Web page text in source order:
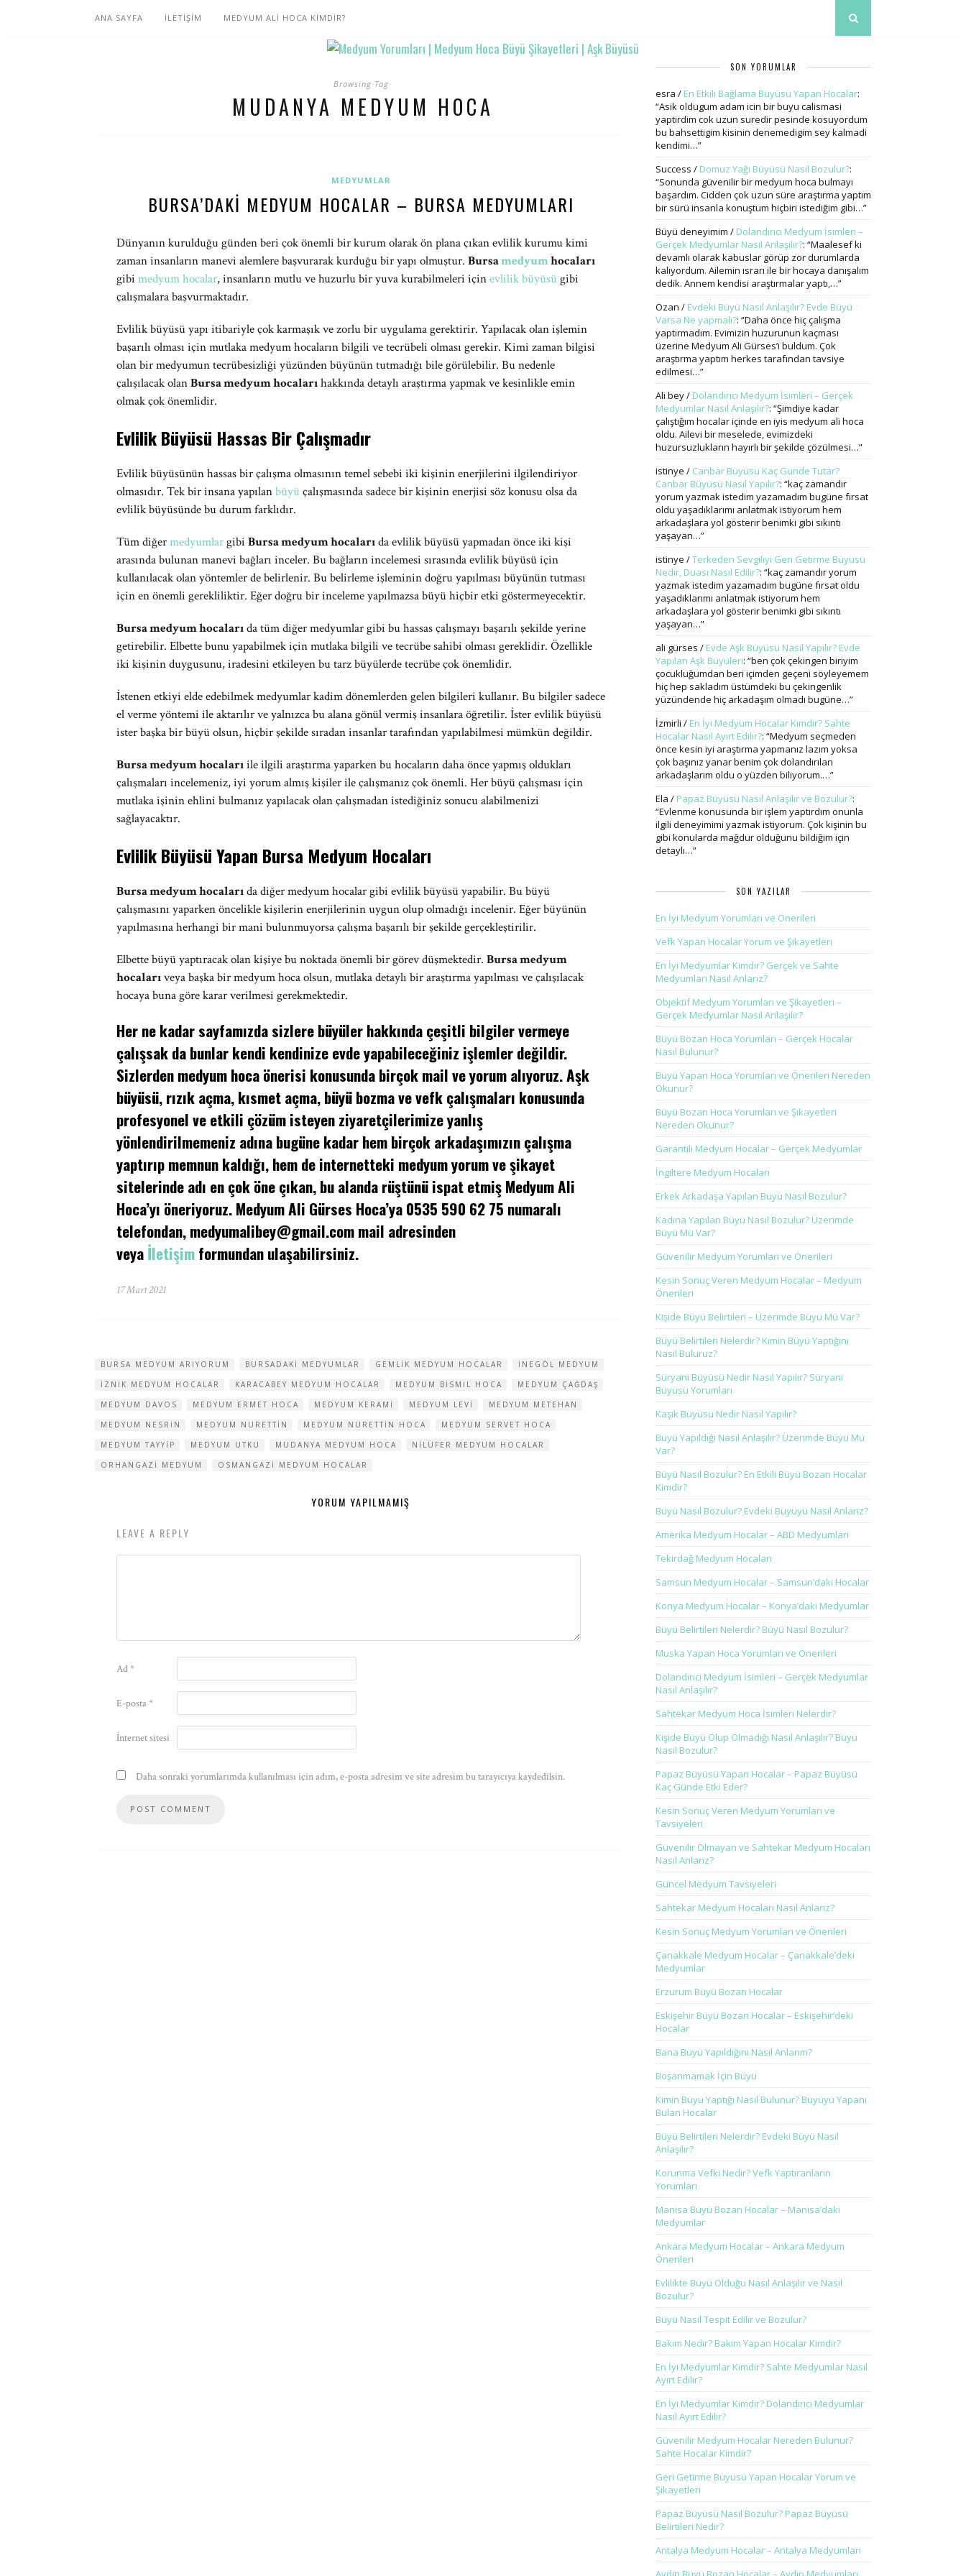
ANA SAYFA İLETİŞİM MEDYUM ALİ HOCA KİMDİR?
Browsing Tag
MUDANYA MEDYUM HOCA
MEDYUMLAR
BURSA’DAKI MEDYUM HOCALAR – BURSA MEDYUMLARI
Dünyanın kurulduğu günden beri çok önemli bir kurum olarak ön plana çıkan evlilik kurumu kimi
zaman insanların manevi alemlere başvurarak kurduğu bir yapı olmuştur. Bursamedyumhocaları
gibi medyum hocalar, insanların mutlu ve huzurlu bir yuva kurabilmeleri içinevlilik büyüsü gibi
çalışmalara başvurmaktadır.
Evlilik büyüsü yapı itibariyle çok karmaşık ve zorlu bir uygulama gerektirir. Yapılacak olan işlemin
başarılı olması için mutlaka medyum hocaların bilgili ve tecrübeli olması gerekir. Kimi zaman bilgisi
olan bir medyumun tecrübesizliği yüzünden büyünün tutmadığı bile görülebilir. Bu nedenle
çalışılacak olanBursa medyum hocalarıhakkında detaylı araştırma yapmak ve kesinlikle emin
olmak çok önemlidir.
Evlilik Büyüsü Hassas Bir Çalışmadır
Evlilik büyüsünün hassas bir çalışma olmasının temel sebebi iki kişinin enerjilerini ilgilendiriyor
olmasıdır. Tek bir insana yapılanbüyü çalışmasında sadece bir kişinin enerjisi söz konusu olsa da
evlilik büyüsünde bu durum farklıdır.
Tüm diğermedyumlargibi Bursa medyum hocalarıda evlilik büyüsü yapmadan önce iki kişi
arasında bulunan manevi bağları inceler. Bu bağların incelemesi sırasında evlilik büyüsü için
kullanılacak olan yöntemler de belirlenir. Bu belirleme işleminin doğru yapılması büyünün tutması
için en önemli gerekliliktir. Eğer doğru bir inceleme yapılmazsa büyü hiçbir etki göstermeyecektir.
Bursa medyum hocalarıda tüm diğer medyumlar gibi bu hassas çalışmayı başarılı şekilde yerine
getirebilir. Elbette bunu yapabilmek için mutlaka bilgili ve tecrübe sahibi olması gereklidir. Özellikle
iki kişinin duygusunu, iradesini etkileyen bu tarz büyülerde tecrübe çok önemlidir.
İstenen etkiyi elde edebilmek medyumlar kadim dönemlerden gelen bilgileri kullanır. Bu bilgiler sadece
el verme yöntemi ile aktarılır ve yalnızca bu alana gönül vermiş insanlara öğretilir. İster evlilik büyüsü
ister başka bir büyü olsun, hiçbir şekilde sıradan insanlar tarafından yapılabilmesi mümkün değildir.
Bursa medyum hocalarıile ilgili araştırma yaparken bu hocaların daha önce yapmış oldukları
çalışmaları incelemeniz, iyi yorum almış kişiler ile çalışmanız çok önemli. Her büyü çalışması için
mutlaka işinin ehlini bulmanız yapılacak olan çalışmadan istediğiniz sonucu alabilmenizi
sağlayacaktır.
Evlilik Büyüsü Yapan Bursa Medyum Hocaları
Bursa medyum hocalarıda diğer medyum hocalar gibi evlilik büyüsü yapabilir. Bu büyü
çalışmasını yaparken öncelikle kişilerin enerjilerinin uygun olup olmadığı incelenir. Eğer büyünün
yapılmasına herhangi bir mani bulunmuyorsa çalışma başarılı bir şekilde gerçekleştirilir.
Elbette büyü yaptıracak olan kişiye bu noktada önemli bir görev düşmektedir. Bursa medyum
hocalarıveya başka bir medyum hoca olsun, mutlaka detaylı bir araştırma yapılması ve çalışılacak
hocaya buna göre karar verilmesi gerekmektedir.
Her ne kadar sayfamızda sizlere büyüler hakkında çeşitli bilgiler vermeye
çalışsak da bunlar kendi kendinize evde yapabileceğiniz işlemler değildir.
Sizlerden medyum hoca önerisi konusunda birçok mail ve yorum alıyoruz. Aşk
büyüsü, rızık açma, kısmet açma, büyü bozma ve vefk çalışmaları konusunda
profesyonel ve etkili çözüm isteyen ziyaretçilerimize yanlış
yönlendirilmemeniz adına bugüne kadar hem birçok arkadaşımızın çalışma
yaptırıp memnun kaldığı, hem de internetteki medyum yorum ve şikayet
sitelerinde adı en çok öne çıkan, bu alanda rüştünü ispat etmiş Medyum Ali
Hoca’yı öneriyoruz. Medyum Ali Gürses Hoca’ya 0535 590 62 75 numaralı
telefondan,medyumalibey@gmail.commail adresinden
veyaİletişimformundan ulaşabilirsiniz.
17 Mart 2021
BURSA MEDYUM ARIYORUM BURSADAKI MEDYUMLAR GEMLIK MEDYUM HOCALAR
INEGÖL MEDYUM
IZNIK MEDYUM HOCALAR
KARACABEY MEDYUM HOCALAR MEDYUM BISMIL HOCA
MEDYUM ÇAĞDAŞ
MEDYUM DAVOS
MEDYUM ERMET HOCA MEDYUM KERAMI MEDYUM LEVI
MEDYUM METEHAN
MEDYUM NESRIN
MEDYUM NURETTIN MEDYUM NURETTIN HOCA
MEDYUM SERVET HOCA
MEDYUM TAYYIP
MEDYUM UTKU MUDANYA MEDYUM HOCA
NILÜFER MEDYUM HOCALAR
ORHANGAZI MEDYUM
OSMANGAZI MEDYUM HOCALAR
YORUM YAPILMAMIŞ
LEAVE A REPLY
Ad*
E-posta*
İnternet sitesi
Daha sonraki yorumlarımda kullanılması için adım, e-posta adresim ve site adresim bu tarayıcıya kaydedilsin.
SON YORUMLAR
esra / En Etkili Bağlama Büyüsü Yapan Hocalar:
“Asik oldugum adam icin bir buyu calismasi
yaptirdim cok uzun suredir pesinde kosuyordum
bu bahsettigim kisinin denemedigim sey kalmadi
kendimi…”
Success / Domuz Yağı Büyüsü Nasıl Bozulur?:
“Sonunda güvenilir bir medyum hoca bulmayı
başardım. Cidden çok uzun süre araştırma yaptım
bir sürü insanla konuştum hiçbiri istediğim gibi…”
Büyü deneyimim / Dolandırıcı Medyum İsimleri –
Gerçek Medyumlar Nasıl Anlaşılır?: “Maalesef ki
devamlı olarak kabuslar görüp zor durumlarda
kalıyordum. Ailemin ısrarı ile bir hocaya danışalım
dedik. Annem kendisi araştırmalar yaptı,…”
Ozan / Evdeki Büyü Nasıl Anlaşılır? Evde Büyü
Varsa Ne yapmalı?: “Daha önce hiç çalışma
yaptırmadım. Evimizin huzurunun kaçması
üzerine Medyum Ali Gürses’i buldum. Çok
araştırma yaptım herkes tarafından tavsiye
edilmesi…”
Ali bey/ Dolandırıcı Medyum İsimleri – Gerçek
Medyumlar Nasıl Anlaşılır?: “Şimdiye kadar
çalıştığım hocalar içinde en iyis medyum ali hoca
oldu. Ailevi bir meselede, evimizdeki
huzursuzlukların hayırlı bir şekilde çözülmesi…”
istinye / Canbar Büyüsü Kaç Günde Tutar?
Canbar Büyüsü Nasıl Yapılır?: “kaç zamandır
yorum yazmak istedim yazamadım bugüne fırsat
oldu yaşadıklarımı anlatmak istiyorum hem
arkadaşlara yol gösterir benimki gibi sıkıntı
yaşayan…”
istinye /Terkeden Sevgiliyi Geri Getirme Büyüsü
Nedir, Duası Nasıl Edilir?: “kaç zamandır yorum
yazmak istedim yazamadım bugüne fırsat oldu
yaşadıklarımı anlatmak istiyorum hem
arkadaşlara yol gösterir benimki gibi sıkıntı
yaşayan…”
ali gürses / Evde Aşk Büyüsü Nasıl Yapılır? Evde
Yapılan Aşk Büyüleri: “ben çok çekingen biriyim
çocukluğumdan beri içimden geçeni söyleyemem
hiç hep sakladım üstümdeki bu çekingenlik
yüzündende hiç arkadaşım olmadı bugüne…”
İzmirli / En İyi Medyum Hocalar Kimdir? Sahte
Hocalar Nasıl Ayırt Edilir?: “Medyum seçmeden
önce kesin iyi araştırma yapmanız lazım yoksa
çok başınız yanar benim çok dolandırılan
arkadaşlarım oldu o yüzden biliyorum.…”
Ela / Papaz Büyüsü Nasıl Anlaşılır ve Bozulur?:
“Evlenme konusunda bir işlem yaptırdım onunla
ilgili deneyimimi yazmak istiyorum. Çok kişinin bu
gibi konularda mağdur olduğunu bildiğim için
detaylı…”
SON YAZILAR
En İyi Medyum Yorumları ve Önerileri
Vefk Yapan Hocalar Yorum ve Şikayetleri
En İyi Medyumlar Kimdir? Gerçek ve Sahte
Medyumları Nasıl Anlarız?
Objektif Medyum Yorumları ve Şikayetleri –
Gerçek Medyumlar Nasıl Anlaşılır?
Büyü Bozan Hoca Yorumları – Gerçek Hocalar
Nasıl Bulunur?
Büyü Yapan Hoca Yorumları ve Önerileri Nereden
Okunur?
Büyü Bozan Hoca Yorumları ve Şikayetleri
Nereden Okunur?
Garantili Medyum Hocalar – Gerçek Medyumlar
İngiltere Medyum Hocaları
Erkek Arkadaşa Yapılan Büyü Nasıl Bozulur?
Kadına Yapılan Büyü Nasıl Bozulur? Üzerimde
Büyü Mü Var?
Güvenilir Medyum Yorumları ve Önerileri
Kesin Sonuç Veren Medyum Hocalar – Medyum
Önerileri
Kişide Büyü Belirtileri – Üzerimde Büyü Mü Var?
Büyü Belirtileri Nelerdir? Kimin Büyü Yaptığını
Nasıl Buluruz?
Süryani Büyüsü Nedir Nasıl Yapılır? Süryani
Büyüsü Yorumları
Kaşık Büyüsü Nedir Nasıl Yapılır?
Büyü Yapıldığı Nasıl Anlaşılır? Üzerimde Büyü Mü
Var?
Büyü Nasıl Bozulur? En Etkili Büyü Bozan Hocalar
Kimdir?
Büyü Nasıl Bozulur? Evdeki Büyüyü Nasıl Anlarız?
Amerika Medyum Hocalar – ABD Medyumları
Tekirdağ Medyum Hocaları
Samsun Medyum Hocalar – Samsun’daki Hocalar
Konya Medyum Hocalar – Konya’daki Medyumlar
Büyü Belirtileri Nelerdir? Büyü Nasıl Bozulur?
Muska Yapan Hoca Yorumları ve Önerileri
Dolandırıcı Medyum İsimleri – Gerçek Medyumlar
Nasıl Anlaşılır?
Sahtekar Medyum Hoca İsimleri Nelerdir?
Kişide Büyü Olup Olmadığı Nasıl Anlaşılır? Büyü
Nasıl Bozulur?
Papaz Büyüsü Yapan Hocalar – Papaz Büyüsü
Kaç Günde Etki Eder?
Kesin Sonuç Veren Medyum Yorumları ve
Tavsiyeleri
Güvenilir Olmayan ve Sahtekar Medyum Hocaları
Nasıl Anlarız?
Güncel Medyum Tavsiyeleri
Sahtekar Medyum Hocaları Nasıl Anlarız?
Kesin Sonuç Medyum Yorumları ve Önerileri
Çanakkale Medyum Hocalar – Çanakkale’deki
Medyumlar
Erzurum Büyü Bozan Hocalar
Eskişehir Büyü Bozan Hocalar – Eskişehir’deki
Hocalar
Bana Büyü Yapıldığını Nasıl Anlarım?
Boşanmamak İçin Büyü
Kimin Büyü Yaptığı Nasıl Bulunur? Büyüyü Yapanı
Bulan Hocalar
Büyü Belirtileri Nelerdir? Evdeki Büyü Nasıl
Anlaşılır?
Korunma Vefki Nedir? Vefk Yaptıranların
Yorumları
Manisa Büyü Bozan Hocalar – Manisa’daki
Medyumlar
Ankara Medyum Hocalar – Ankara Medyum
Önerileri
Evlilikte Büyü Olduğu Nasıl Anlaşılır ve Nasıl
Bozulur?
Büyü Nasıl Tespit Edilir ve Bozulur?
Bakım Nedir? Bakım Yapan Hocalar Kimdir?
En İyi Medyumlar Kimdir? Sahte Medyumlar Nasıl
Ayırt Edilir?
En İyi Medyumlar Kimdir? Dolandırıcı Medyumlar
Nasıl Ayırt Edilir?
Güvenilir Medyum Hocalar Nereden Bulunur?
Sahte Hocalar Kimdir?
Geri Getirme Büyüsü Yapan Hocalar Yorum ve
Şikayetleri
Papaz Büyüsü Nasıl Bozulur? Papaz Büyüsü
Belirtileri Nedir?
Antalya Medyum Hocalar – Antalya Medyumları